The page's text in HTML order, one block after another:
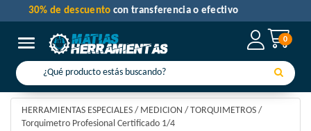
0
Toggle navigation
30% de descuentocon transferencia o efectivo
HERRAMIENTAS ESPECIALES / MEDICION / TORQUIMETROS /
Torquimetro Profesional Certificado 1/4